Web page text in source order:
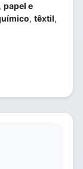
, papel e
, têxtil,